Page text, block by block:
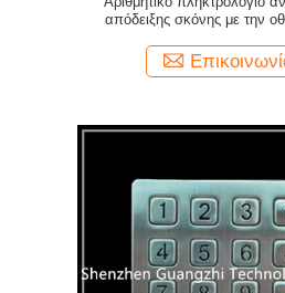
ATM
απόδειξης σκόνης με την